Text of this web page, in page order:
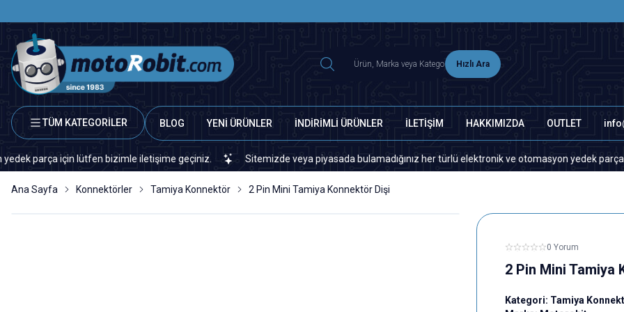
Hızlı Ara
TÜM KATEGORİLER BLOG YENİ ÜRÜNLER İNDİRİMLİ ÜRÜNLER İLETİŞİM HAKKIMIZDA OUTLET
için lütfen bizimle iletişime geçiniz. Sitemizde veya piyasada bulamadığınız her türlü elektronik ve otomasyon yedek parça için
Ana Sayfa Konnektörler Tamiya Konnektör 2 Pin Mini Tamiya Konnektör Dişi
0 Yorum
2 Pin Mini Tamiya
Kategori: Tamiya